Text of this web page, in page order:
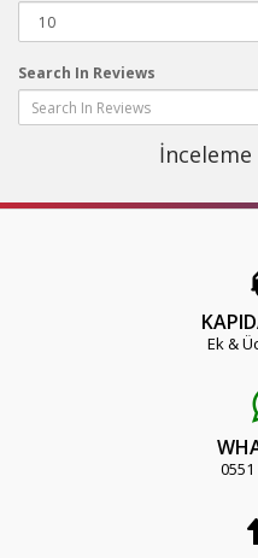
Search In Reviews
İnceleme
Ek &
0551